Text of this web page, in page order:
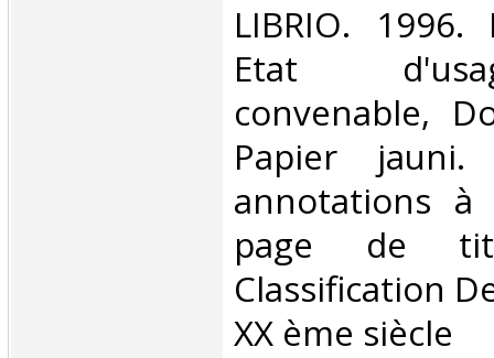
‎LIBRIO. 1996.
Etat
convenable,
Papier
annotations
page de
Classification
XX ème siècle‎